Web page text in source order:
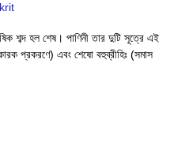
শব্দ হল শেষ। পাণিনী তার দুটি সূত্রে এই
প্রকরণে) এবং শেষো বহুব্রীহিঃ (সমাস